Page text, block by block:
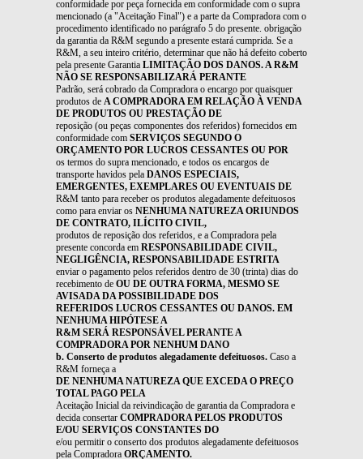
conformidade por peça fornecida em conformidade com o supra
mencionado (a "Aceitação Final") e a parte da Compradora com o
procedimento identificado no parágrafo 5 do presente. obrigação
da garantia da R&M segundo a presente estará cumprida. Se a
R&M, a seu inteiro critério, determinar que não há defeito coberto
pela presente Garantia LIMITAÇÃO DOS DANOS. A R&M
NÃO SE RESPONSABILIZARÁ PERANTE
Padrão, será cobrado da Compradora o encargo por quaisquer
produtos de A COMPRADORA EM RELAÇÃO À VENDA
DE PRODUTOS OU PRESTAÇÃO DE
reposição (ou peças componentes dos referidos) fornecidos em
conformidade com SERVIÇOS SEGUNDO O
ORÇAMENTO POR LUCROS CESSANTES OU POR
os termos do supra mencionado, e todos os encargos de
transporte havidos pela DANOS ESPECIAIS,
EMERGENTES, EXEMPLARES OU EVENTUAIS DE
R&M tanto para receber os produtos alegadamente defeituosos
como para enviar os NENHUMA NATUREZA ORIUNDOS
DE CONTRATO, ILÍCITO CIVIL,
produtos de reposição dos referidos, e a Compradora pela
presente concorda em RESPONSABILIDADE CIVIL,
NEGLIGÊNCIA, RESPONSABILIDADE ESTRITA
enviar o pagamento pelos referidos dentro de 30 (trinta) dias do
recebimento de OU DE OUTRA FORMA, MESMO SE
AVISADA DA POSSIBILIDADE DOS
REFERIDOS LUCROS CESSANTES OU DANOS. EM
NENHUMA HIPÓTESE A
R&M SERÁ RESPONSÁVEL PERANTE A
COMPRADORA POR NENHUM DANO
b. Conserto de produtos alegadamente defeituosos. Caso a
R&M forneça a
DE NENHUMA NATUREZA QUE EXCEDA O PREÇO
TOTAL PAGO PELA
Aceitação Inicial da reivindicação de garantia da Compradora e
decida consertar COMPRADORA PELOS PRODUTOS
E/OU SERVIÇOS CONSTANTES DO
e/ou permitir o conserto dos produtos alegadamente defeituosos
pela Compradora ORÇAMENTO.